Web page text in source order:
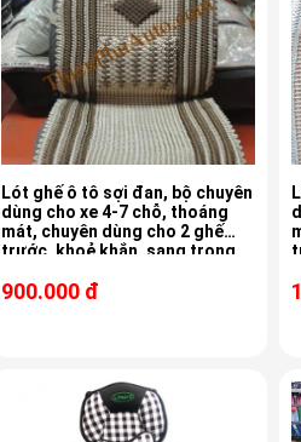
Lót ghế ô tô sợi đan, bộ chuyên
dùng cho xe 4-7 chỗ, thoáng
mát, chuyên dùng cho 2 ghế
trước, khoẻ khắn, sang trọng
900.000 đ